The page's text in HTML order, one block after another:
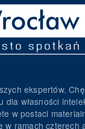
ekspertów.
własności
w postaci
ramach czterech